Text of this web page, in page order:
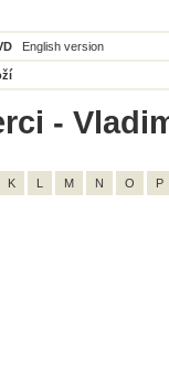
English version
-
K L M N O P